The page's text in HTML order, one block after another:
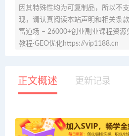
因其特殊性均为可复制品，所以不
现，请认真阅读本站声明和相关条
富道场 – 26000+创业副业课程资源
教程·GEO优化https://vip1188.cn
正文概述 更新记录